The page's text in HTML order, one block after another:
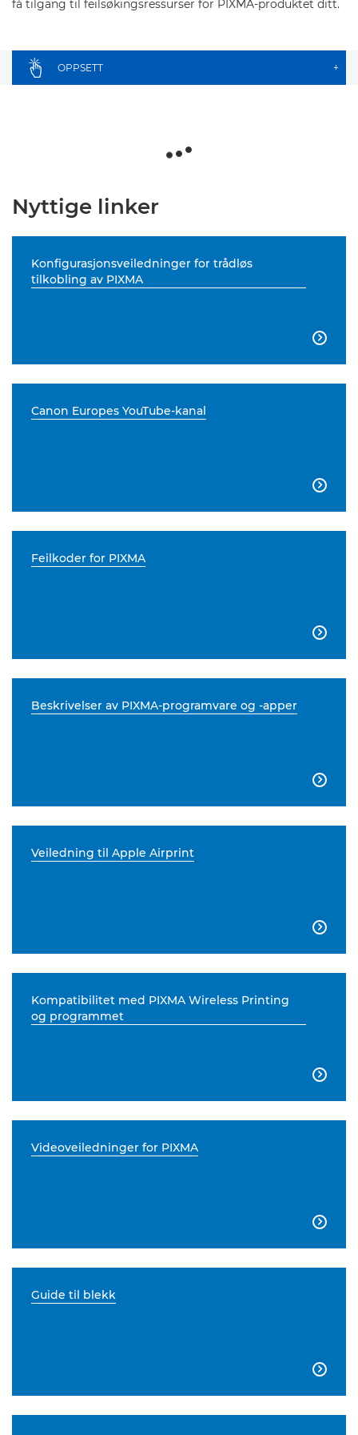
få tilgang til feilsøkingsressurser for PIXMA-produktet ditt.
OPPSETT +
Nyttige linker
Konfigurasjonsveiledninger for trådløs
tilkobling av PIXMA

Canon Europes YouTube-kanal

Feilkoder for PIXMA

Beskrivelser av PIXMA-programvare og -apper

Veiledning til Apple Airprint

Kompatibilitet med PIXMA Wireless Printing
og programmet

Videoveiledninger for PIXMA

Guide til blekk
